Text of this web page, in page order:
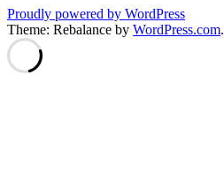
Proudly powered by WordPress
Theme: Rebalance by WordPress.com.